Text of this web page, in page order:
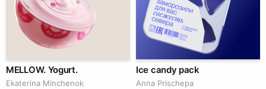
MELLOW. Yogurt.
Ekaterina Minchenok
Ice candy pack
Anna Prischepa